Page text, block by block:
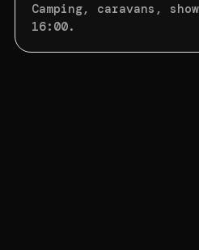
Camping, caravans,
16:00.